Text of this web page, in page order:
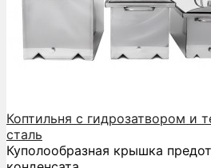
Коптильня с гидрозатвором и
сталь
Куполообразная крышка